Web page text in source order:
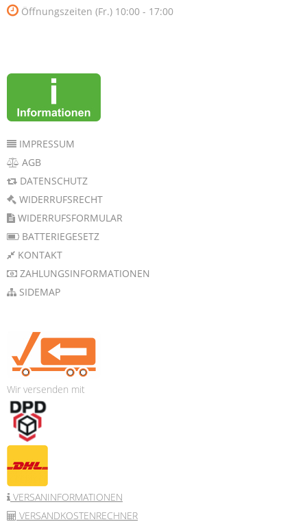
Öffnungszeiten (Fr.) 10:00 - 17:00
IMPRESSUM
AGB
DATENSCHUTZ
WIDERRUFSRECHT
WIDERRUFSFORMULAR
BATTERIEGESETZ
KONTAKT
ZAHLUNGSINFORMATIONEN
SIDEMAP
Wir versenden mit
VERSANINFORMATIONEN
VERSANDKOSTENRECHNER